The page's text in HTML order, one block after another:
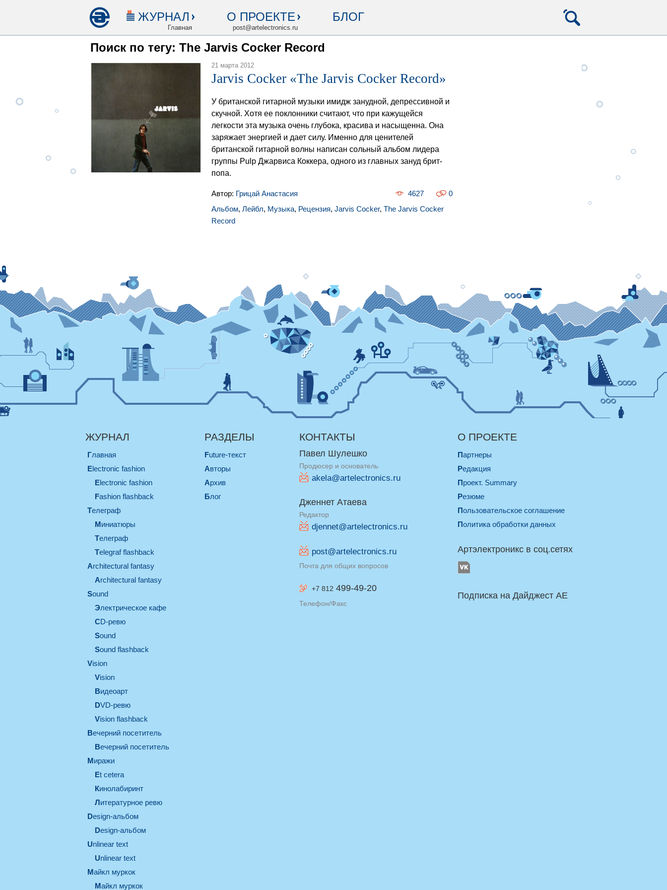
ЖУРНАЛ
Главная
О ПРОЕКТЕ
post@artelectronics.ru
БЛОГ
Поиск по тегу: The Jarvis Cocker Record
21 марта 2012
Jarvis Cocker «The Jarvis Cocker Record»
У британской гитарной музыки имидж занудной, депрессивной и
скучной. Хотя ее поклонники считают, что при кажущейся
легкости эта музыка очень глубока, красива и насыщенна. Она
заряжает энергией и дает силу. Именно для ценителей
британской гитарной волны написан сольный альбом лидера
группы Pulp Джарвиса Коккера, одного из главных зануд брит-
попа.
Автор: Грицай Анастасия 0
4627
Альбом, Лейбл, Музыка, Рецензия, Jarvis Cocker, The Jarvis Cocker
Record
ЖУРНАЛ
Главная
electronic fashion
electronic fashion
Fashion flashback
телеграф
миниатюры
телеграф
Telegraf flashback
architectural fantasy
architectural fantasy
sound
электрическое кафе
CD-ревю
sound
Sound flashback
vision
vision
видеоарт
DVD-ревю
Vision flashback
вечерний посетитель
вечерний посетитель
миражи
et cetera
кинолабиринт
литературное ревю
design-альбом
design-альбом
unlinear text
Unlinear text
майкл муркок
майкл муркок
РАЗДЕЛЫ
Future-текст
Авторы
Архив
Блог
КОНТАКТЫ
Павел Шулешко
Продюсер и основатель
akela@artelectronics.ru
Дженнет Атаева
Редактор
djennet@artelectronics.ru
post@artelectronics.ru
Почта для общих вопросов
+7 812 499-49-20
Телефон/Факс
О ПРОЕКТЕ
Партнеры
Редакция
Проект. Summary
Резюме
Пользовательское соглашение
Политика обработки данных
Артэлектроникс в соц.сетях
Подписка на Дайджест AE